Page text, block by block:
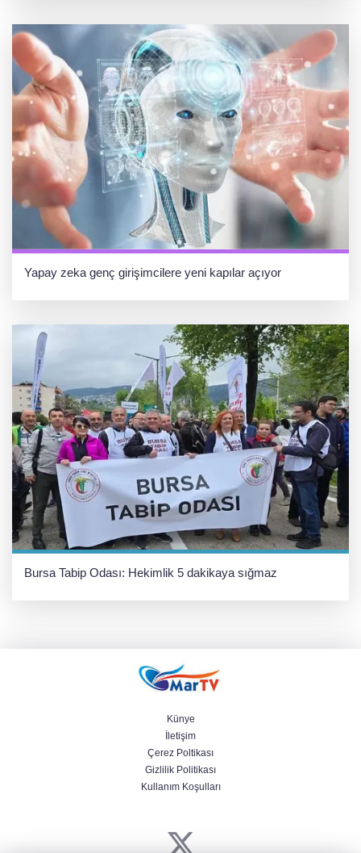
Yapay zeka genç girişimcilere yeni kapılar açıyor
Bursa Tabip Odası: Hekimlik 5 dakikaya sığmaz
Künye
İletişim
Çerez Poltikası
Gizlilik Politikası
Kullanım Koşulları